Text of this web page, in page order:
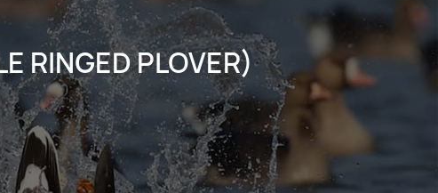
Robert Gloeckner,
Egyesült Államok
Svetlana Ivanenko,
Oroszország
Terje Kolaas, Norvégia
Lóki Csaba,
RINGED PLOVER)